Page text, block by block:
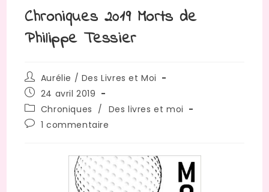
Chroniques 2019 Morts de
Philippe Tessier
Auteur/autrice
de
la
publication :
Aurélie / Des Livres et Moi
Publication
publiée :
24 avril 2019
Post
category:
Chroniques / Des livres et moi
Commentaires
publication :
1 commentaire